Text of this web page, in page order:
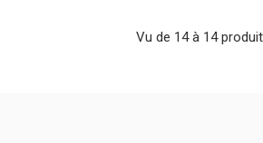
Vu de 14 à 14